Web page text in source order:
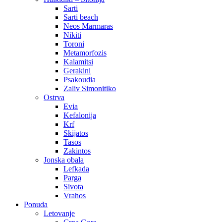
Sarti
Sarti beach
Neos Marmaras
Nikiti
Toroni
Metamorfozis
Kalamitsi
Gerakini
Psakoudia
Zaliv Simonitiko
Ostrva
Evia
Kefalonija
Krf
Skijatos
Tasos
Zakintos
Jonska obala
Lefkada
Parga
Sivota
Vrahos
Ponuda
Letovanje